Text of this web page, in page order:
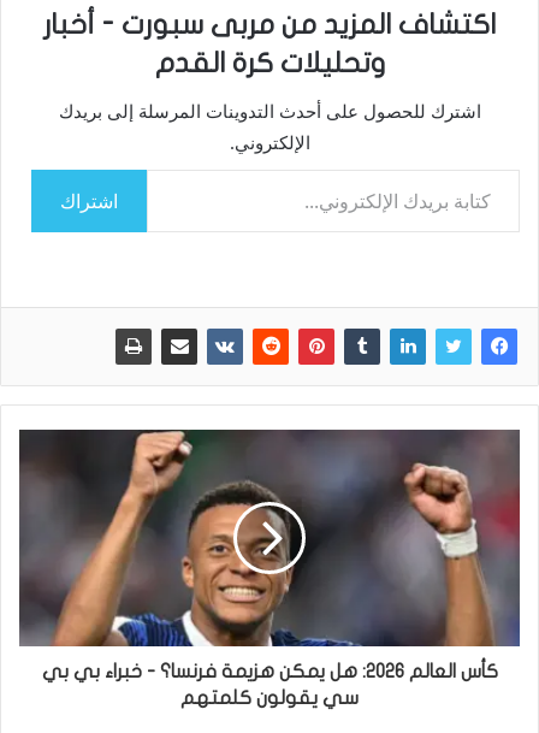
اكتشاف المزيد من مربى سبورت - أخبار
وتحليلات كرة القدم
اشترك للحصول على أحدث التدوينات المرسلة إلى بريدك
الإلكتروني.
كتابة بريدك الإلكتروني...
اشتراك
كأس العالم 2026: هل يمكن هزيمة فرنسا؟ - خبراء بي بي
سي يقولون كلمتهم